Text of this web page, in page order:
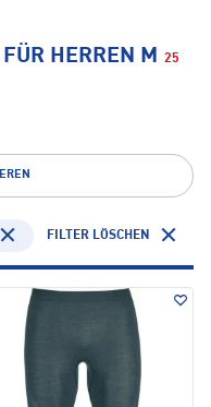
HERREN M 25
FILTER LÖSCHEN